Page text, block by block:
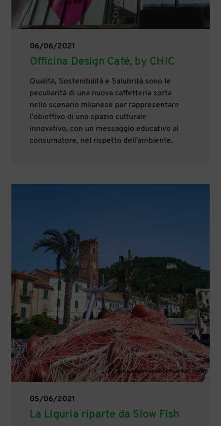
06/06/2021
Officina Design Café, by CHIC
Qualità, Sostenibilità e Salubrità sono le
peculiarità di una nuova caffetteria sorta
nello scenario milanese per rappresentare
l’obiettivo di uno spazio culturale
innovativo, con un messaggio educativo al
consumatore, nel rispetto dell’ambiente.
05/06/2021
La Liguria riparte da Slow Fish